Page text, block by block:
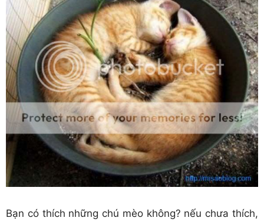
Bạn có thích những chú mèo không? nếu chưa thích,